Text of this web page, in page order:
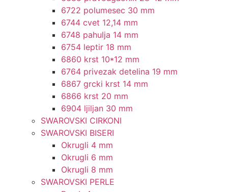
6722 polumesec 30 mm
6744 cvet 12,14 mm
6748 pahulja 14 mm
6754 leptir 18 mm
6860 krst 10*12 mm
6764 privezak detelina 19 mm
6867 grcki krst 14 mm
6866 krst 20 mm
6904 ljiljan 30 mm
SWAROVSKI CIRKONI
SWAROVSKI BISERI
Okrugli 4 mm
Okrugli 6 mm
Okrugli 8 mm
SWAROVSKI PERLE